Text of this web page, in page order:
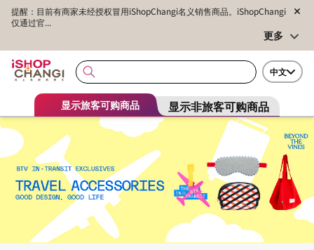
提醒：目前有商家未经授权冒用iShopChangi名义销售商品。iShopChangi
仅通过官...
更多
中文
显示旅客可购商品 显示非旅客可购商品